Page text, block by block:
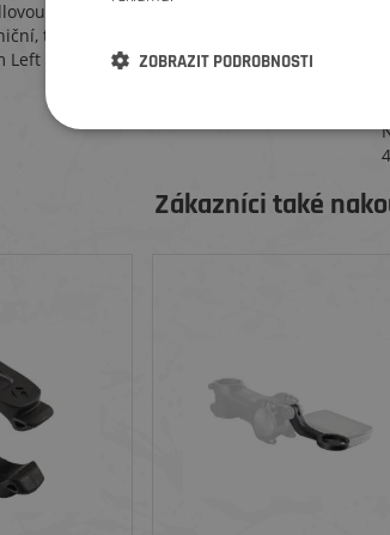
trubku, docílíte přístupu z levé strany.
tak pro horská kola
Left Side Load Cage k přístupu k sedlové
Zákazníci také
ZOBRAZIT PODROBNOSTI